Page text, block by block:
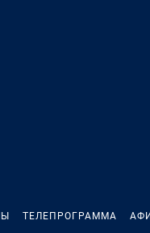
ТЕЛЕПРОГРАММА